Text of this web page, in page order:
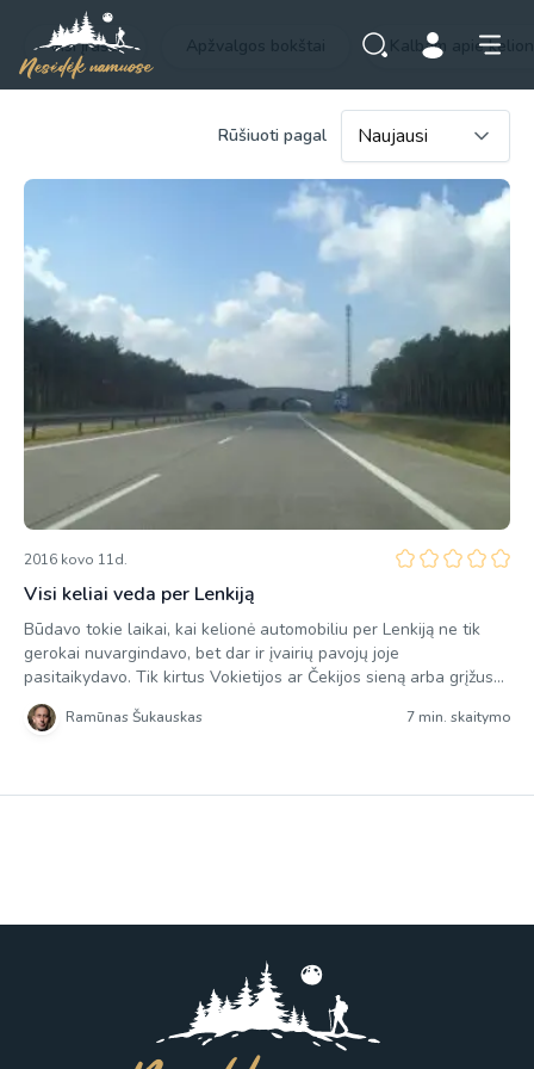
Visi įrašai Kalbam apie
Rūšiuoti pagal
2016 kovo 11d.
Visi keliai veda per Lenkiją
Būdavo tokie laikai, kai kelionė automobiliu per Lenkiją ne tik
gerokai nuvargindavo, bet dar ir įvairių pavojų joje
pasitaikydavo. Tik kirtus Vokietijos ar Čekijos sieną arba grįžus
atgal į Lietuvą galėdavai lengviau atsipūsti ir mėgautis gerais
keliais. Siauri ir prastos kokybės Lenkijos keliai, pilni į abi puses
Ramūnas Šukauskas 7 min. skaitymo